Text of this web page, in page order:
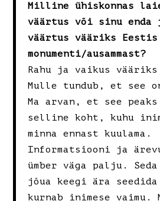
Milline ühiskonnas
väärtus või sinu enda
väärtus vääriks Eestis
monumenti/ausammast?
Rahu ja vaikus vääriks
Mulle tundub, et see
Ma arvan, et see peaks
selline koht, kuhu
minna ennast kuulama.
Informatsiooni ja
ümber väga palju.
jõua keegi ära
kurnab inimese vaimu.